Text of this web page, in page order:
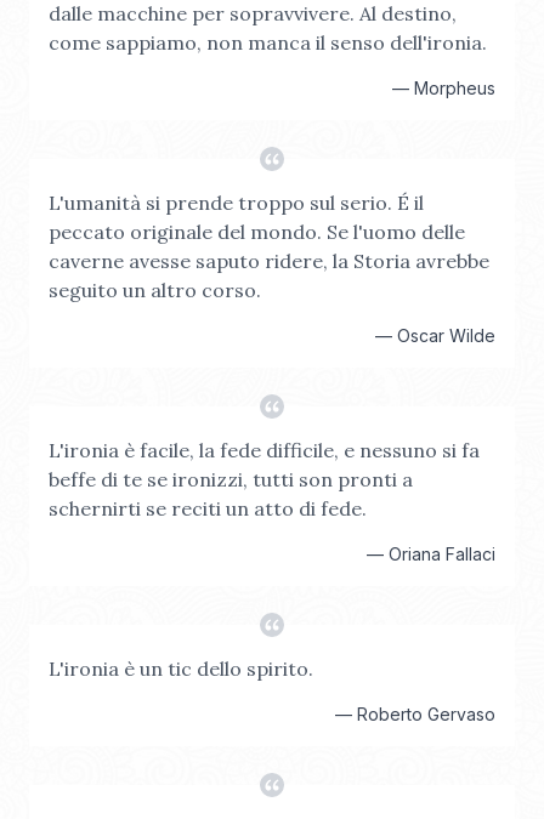
dalle macchine per sopravvivere. Al destino,
come sappiamo, non manca il senso dell'ironia.
— Morpheus
L'umanità si prende troppo sul serio. É il
peccato originale del mondo. Se l'uomo delle
caverne avesse saputo ridere, la Storia avrebbe
seguito un altro corso.
— Oscar Wilde
L'ironia è facile, la fede difficile, e nessuno si fa
beffe di te se ironizzi, tutti son pronti a
schernirti se reciti un atto di fede.
— Oriana Fallaci
L'ironia è un tic dello spirito.
— Roberto Gervaso